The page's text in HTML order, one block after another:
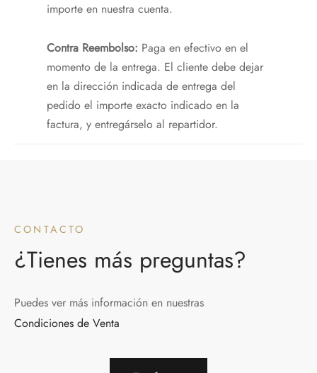
importe en nuestra cuenta.
Contra Reembolso: Paga en efectivo en el
momento de la entrega. El cliente debe dejar
en la dirección indicada de entrega del
pedido el importe exacto indicado en la
factura, y entregárselo al repartidor.
CONTACTO
¿Tienes más preguntas?
Puedes ver más información en nuestras
Condiciones de Venta